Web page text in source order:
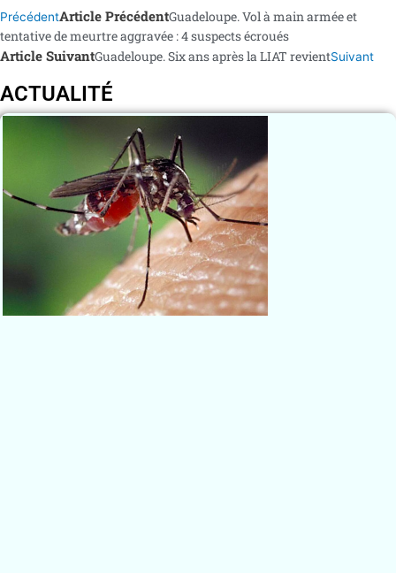
PrécédentArticle PrécédentGuadeloupe. Vol à main armée et
tentative de meurtre aggravée : 4 suspects écroués
Article SuivantGuadeloupe. Six ans après la LIAT revientSuivant
ACTUALITÉ